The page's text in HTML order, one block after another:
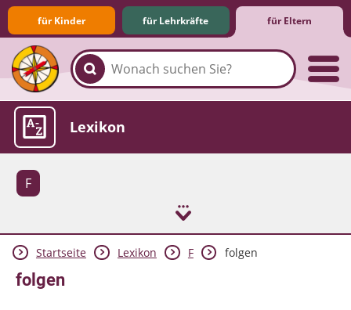
für Kinder für Lehrkräfte für Eltern
Familie & Medien
Spieletipps & Lernsoftware
Die Jüngsten im Netz
Lexikon
F
Aktuelles
Startseite Lexikon F folgen
folgen